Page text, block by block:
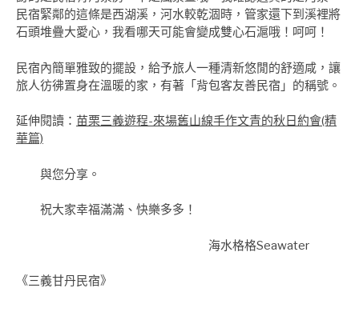
民宿緊鄰的這條是西湖溪，河水較乾涸時，管家還下到溪裡將
石頭堆疊大愛心，我看哪天可能會變成雙心石滬哦！呵呵！
民宿內簡單雅致的擺設，給予旅人一種清新悠閒的舒適咸，讓
旅人彷彿置身在溫暖的家，有著「背包客友善民宿」的稱號。
延伸閱讀： 苗栗三義遊程-來場舊山線手作文青的秋日約會(精
華篇)
與您分享。
祝大家幸福滿滿、快樂多多！
海水格格Seawater
《三義甘丹民宿》